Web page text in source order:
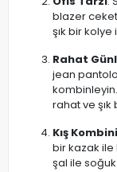
blazer
şık bir
Rahat
jean
rahat ve
Kış Kombini
bir kazak ile
şal ile soğuk